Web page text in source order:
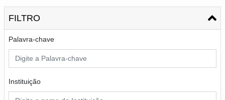
FILTRO
Palavra-chave
Instituição